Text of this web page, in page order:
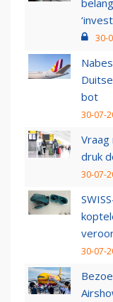
30-
bot
30-07-
druk
30-07-
30-07-